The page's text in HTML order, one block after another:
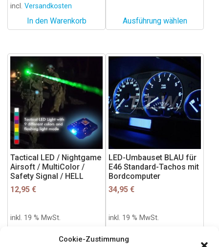
Cookie-Zustimmung
incl. Versandkosten
In den Warenkorb Ausführung wählen
Tactical LED / Nightgame
Airsoft / MultiColor /
Safety Signal / HELL
12,95 €
inkl. 19 % MwSt.
Versandkosten
LED-Umbauset BLAU für
E46 Standard-Tachos mit
Bordcomputer
34,95 €
inkl. 19 % MwSt.
incl.Versandkosten